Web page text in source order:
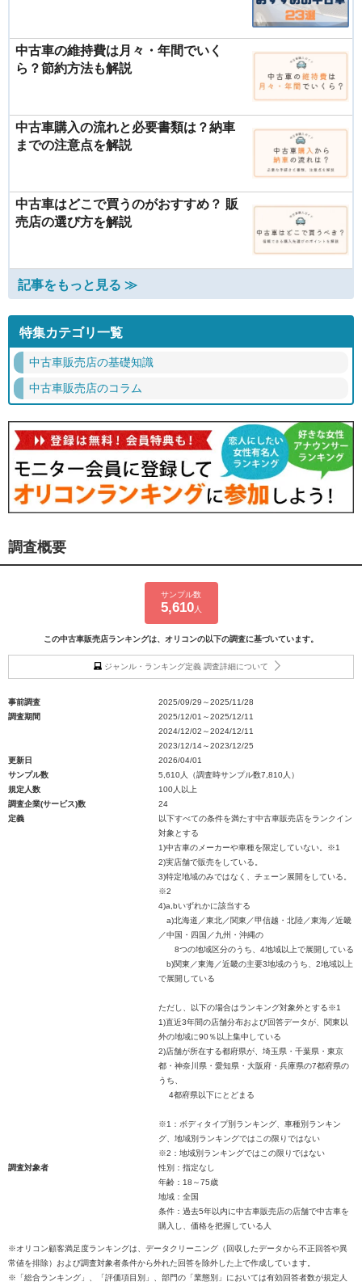
中古車の維持費は月々・年間でいく
ら？節約方法も解説
中古車購入の流れと必要書類は？納車
までの注意点を解説
中古車はどこで買うのがおすすめ？ 販
売店の選び方を解説
記事をもっと見る ≫
特集カテゴリ一覧
中古車販売店の基礎知識
中古車販売店のコラム
調査概要
サンプル数
5,610人
この中古車販売店ランキングは、オリコンの以下の調査に基づいています。
ジャンル・ランキング定義 調査詳細について
事前調査
2025/09/29～2025/11/28
調査期間
2025/12/01～2025/12/11
2024/12/02～2024/12/11
2023/12/14～2023/12/25
更新日
2026/04/01
サンプル数
5,610人（調査時サンプル数7,810人）
規定人数
100人以上
調査企業(サービス)数
24
定義
以下すべての条件を満たす中古車販売店をランクイン
対象とする
1)中古車のメーカーや車種を限定していない。※1
2)実店舗で販売をしている。
3)特定地域のみではなく、チェーン展開をしている。
※2
4)a,bいずれかに該当する
a)北海道／東北／関東／甲信越・北陸／東海／近畿
／中国・四国／九州・沖縄の
8つの地域区分のうち、4地域以上で展開している
b)関東／東海／近畿の主要3地域のうち、2地域以上
で展開している
ただし、以下の場合はランキング対象外とする※1
1)直近3年間の店舗分布および回答データが、関東以
外の地域に90％以上集中している
2)店舗が所在する都府県が、埼玉県・千葉県・東京
都・神奈川県・愛知県・大阪府・兵庫県の7都府県の
うち、
4都府県以下にとどまる
※1：ボディタイプ別ランキング、車種別ランキン
グ、地域別ランキングではこの限りではない
※2：地域別ランキングではこの限りではない
調査対象者
性別：指定なし
年齢：18～75歳
地域：全国
条件：過去5年以内に中古車販売店の店舗で中古車を
購入し、価格を把握している人
※オリコン顧客満足度ランキングは、データクリーニング（回収したデータから不正回答や異
常値を排除）および調査対象者条件から外れた回答を除外した上で作成しています。
※「総合ランキング」、「評価項目別」、部門の「業態別」においては有効回答者数が規定人